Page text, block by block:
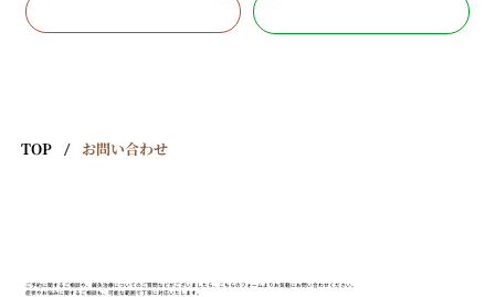
TOP / お問い合わせ
ご予約に関するご相談や、鍼灸治療についてのご質問などがございましたら、こちらのフォームよりお気軽にお問い合わせください。
症状やお悩みに関するご相談も、可能な範囲で丁寧に対応いたします。